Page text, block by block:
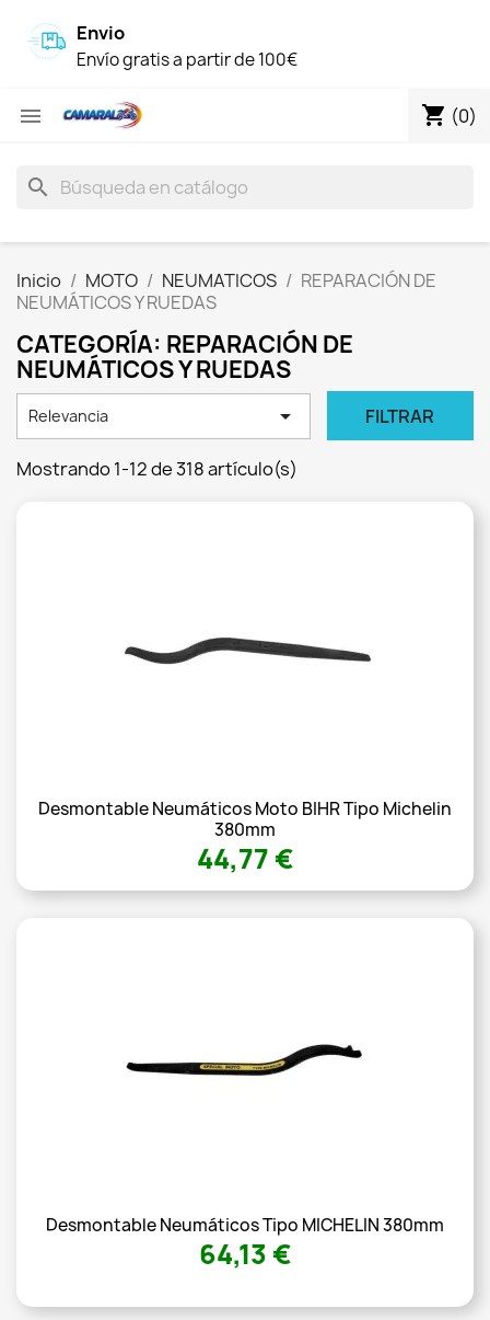
Envio
Envío gratis a partir de 100€
 shopping_cart (0)
search
Inicio MOTO NEUMATICOS
REPARACIÓN DE
NEUMÁTICOS Y RUEDAS
CATEGORÍA: REPARACIÓN DE
NEUMÁTICOS Y RUEDAS
Relevancia  FILTRAR
Mostrando 1-12 de 318 artículo(s)
Desmontable Neumáticos Moto BIHR Tipo Michelin
380mm
44,77 €
Desmontable Neumáticos Tipo MICHELIN 380mm
64,13 €